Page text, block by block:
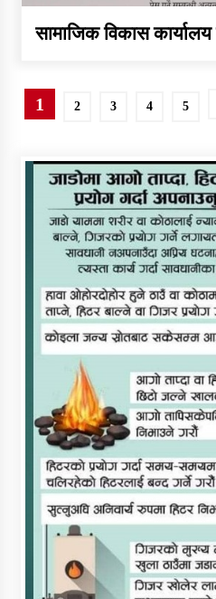
सामाजिक विकास
Posts
1 2 3 4 5